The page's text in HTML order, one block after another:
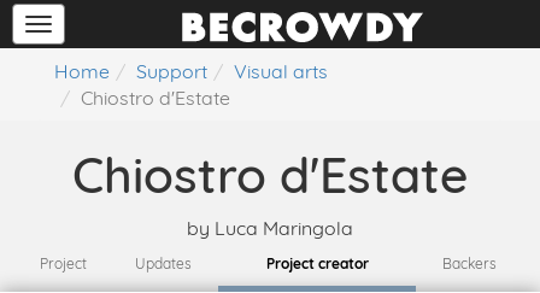
Home Support
Visual arts
Chiostro d'Estate
Chiostro d'Estate
by Luca Maringola
Project Updates Project creator Backers